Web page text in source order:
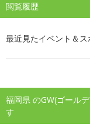
閲覧履歴
最近見たイベント＆ス
福岡県 のGW(ゴール
す